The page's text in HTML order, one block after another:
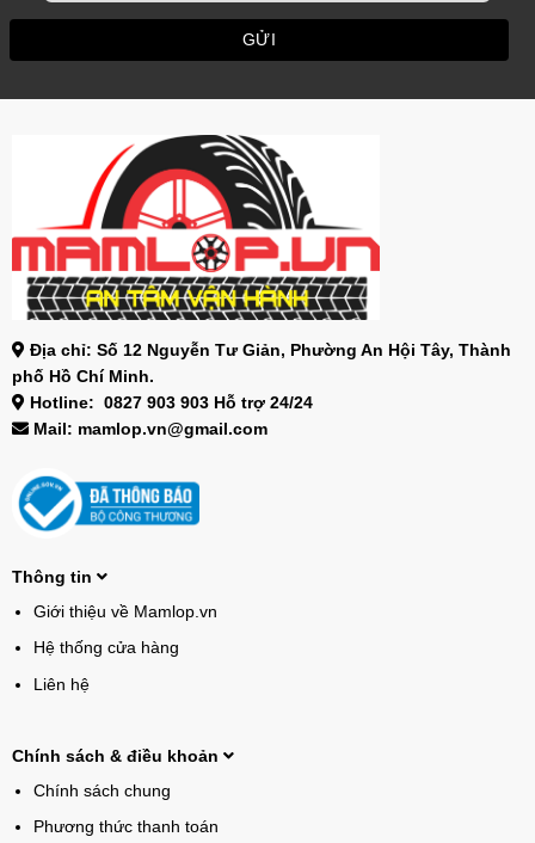
Địa chỉ: Số 12 Nguyễn Tư Giản, Phường An Hội Tây, Thành
phố Hồ Chí Minh.
Hotline: 0827 903 903 Hỗ trợ 24/24
Mail: mamlop.vn@gmail.com
Thông tin
Giới thiệu về Mamlop.vn
Hệ thống cửa hàng
Liên hệ
Chính sách & điều khoản
Chính sách chung
Phương thức thanh toán